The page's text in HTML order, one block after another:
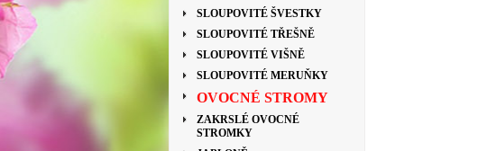
SLOUPOVITÉ ŠVESTKY
SLOUPOVITÉ TŘEŠNĚ
SLOUPOVITÉ VIŠNĚ
SLOUPOVITÉ MERUŇKY
OVOCNÉ STROMY
ZAKRSLÉ OVOCNÉ
STROMKY